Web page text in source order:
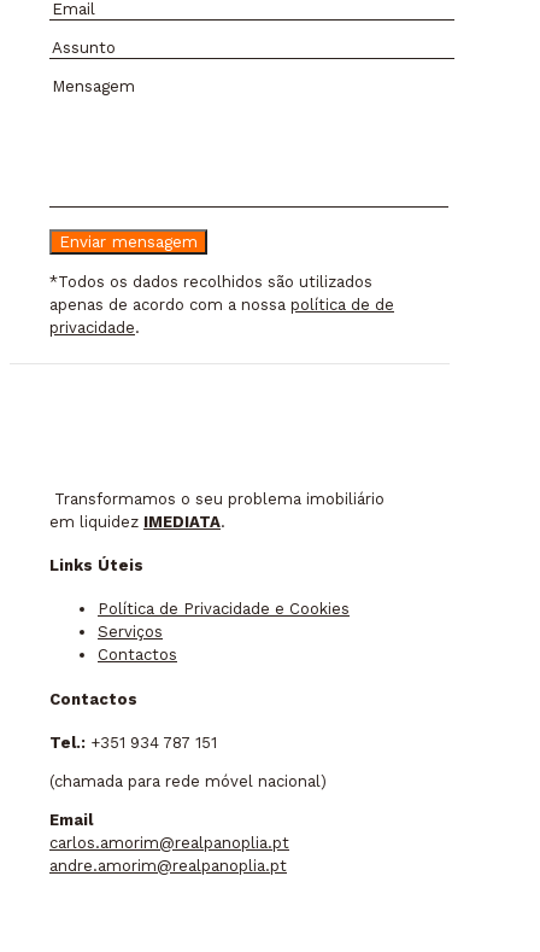
*Todos os dados recolhidos são utilizados
apenas de acordo com a nossa política de de
privacidade.
Transformamos o seu problema imobiliário
em liquidez IMEDIATA.
Links Úteis
Política de Privacidade e Cookies
Serviços
Contactos
Contactos
Tel.: +351 934 787 151
(chamada para rede móvel nacional)
Email
carlos.amorim@realpanoplia.pt
andre.amorim@realpanoplia.pt